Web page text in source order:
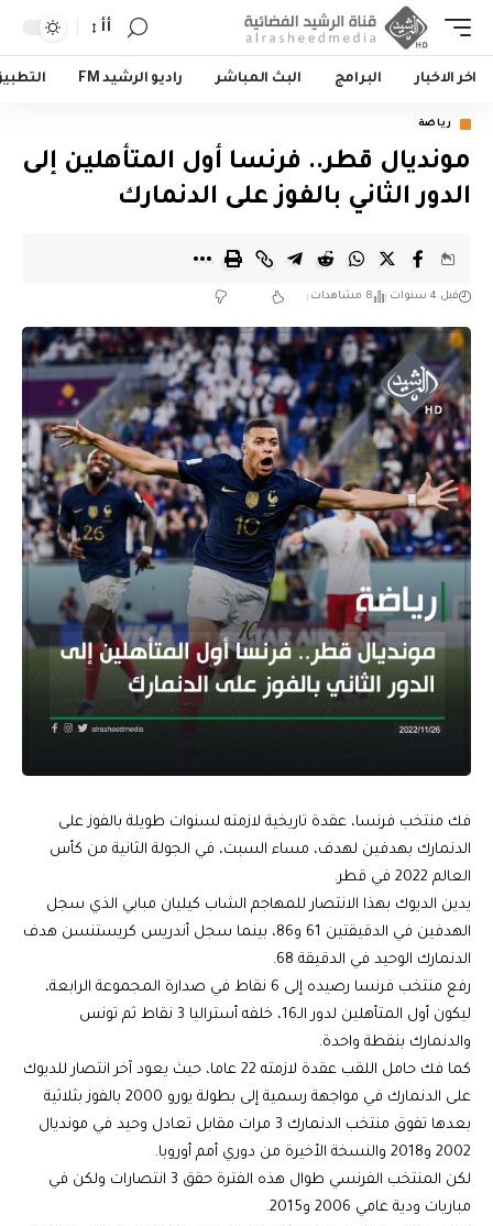
أأ
اخر الاخبار البرامج البث المباشر راديو الرشيد FM
رياضة
مونديال قطر.. فرنسا أول المتأهلين إلى
الدور الثاني بالفوز على الدنمارك
قبل 4 سنوات 8 مشاهدات
فك منتخب فرنسا، عقدة تاريخية لازمته لسنوات طويلة بالفوز على
الدنمارك بهدفين لهدف، مساء السبت، في الجولة الثانية من كأس
العالم 2022 في قطر.
يدين الديوك بهذا الانتصار للمهاجم الشاب كيليان مبابي الذي سجل
الهدفين في الدقيقتين 61 و86، بينما سجل أندريس كريستنسن هدف
الدنمارك الوحيد في الدقيقة 68.
رفع منتخب فرنسا رصيده إلى 6 نقاط في صدارة المجموعة الرابعة،
ليكون أول المتأهلين لدور الـ16، خلفه أستراليا 3 نقاط ثم تونس
والدنمارك بنقطة واحدة.
كما فك حامل اللقب عقدة لازمته 22 عاما، حيث يعود آخر انتصار للديوك
على الدنمارك في مواجهة رسمية إلى بطولة يورو 2000 بالفوز بثلاثية
بعدها تفوق منتخب الدنمارك 3 مرات مقابل تعادل وحيد في مونديال
2002 و2018 والنسخة الأخيرة من دوري أمم أوروبا.
لكن المنتخب الفرنسي طوال هذه الفترة حقق 3 انتصارات ولكن في
مباريات ودية عامي 2006 و2015.